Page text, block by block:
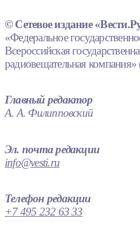
© Сетевое издание
«Федеральное
Всероссийская
радиовещательная
Главный редактор
А. А. Филипповский
Эл. почта редакции
info@vesti.ru
Телефон редакции
+7 495 232 63 33